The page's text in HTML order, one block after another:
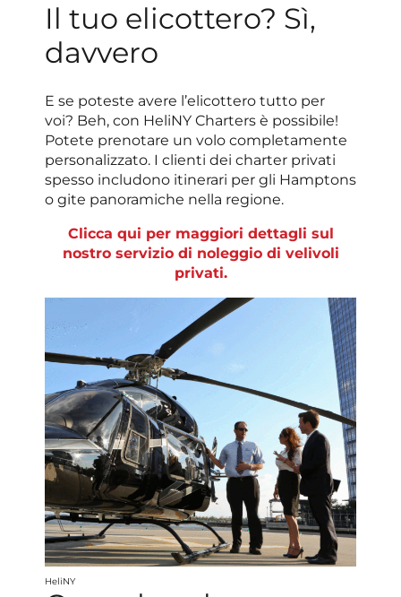
Il tuo elicottero? Sì,
davvero
E se poteste avere l’elicottero tutto per
voi? Beh, con HeliNY Charters è possibile!
Potete prenotare un volo completamente
personalizzato. I clienti dei charter privati ​​
spesso includono itinerari per gli Hamptons
o gite panoramiche nella regione.
Clicca qui per maggiori dettagli sul
nostro servizio di noleggio di velivoli
privati.
HeliNY